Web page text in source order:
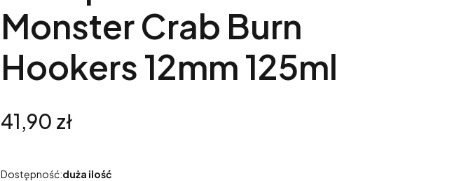
Monster Crab Burn
Hookers 12mm 125ml
Cena
41,90 zł
Dostępność:duża ilość